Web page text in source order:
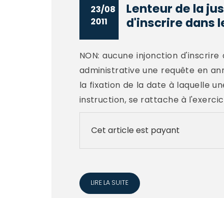
23/08
2011
Lenteur de la
d'inscrire dans
NON: aucune injonction
administrative une requête en
la fixation de la date à laquelle
instruction, se rattache à
Cet article est payant
LIRE LA SUITE